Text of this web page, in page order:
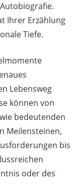
Ihrer Erzählung
Tiefe.
Lebensweg
können von
bedeutenden
Meilensteinen,
bis
oder des